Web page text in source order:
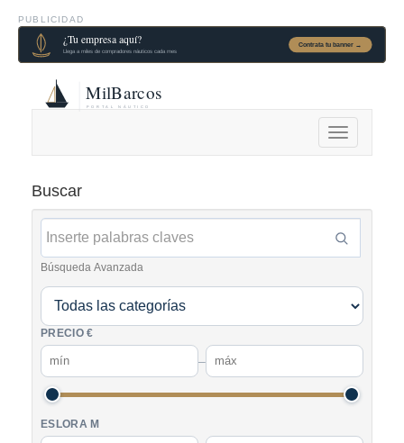
PUBLICIDAD
Alternar
navegación
Buscar
Búsqueda Avanzada
PRECIO €
–
ESLORA M